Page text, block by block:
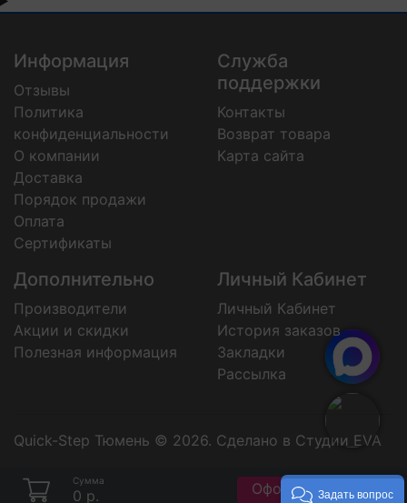
Сумма
0 р. Оформить заказ
Информация
Отзывы
Политика
конфиденциальности
О компании
Доставка
Порядок продажи
Оплата
Сертификаты
Служба
поддержки
Контакты
Возврат товара
Карта сайта
Дополнительно
Производители
Акции и скидки
Полезная информация
Личный Кабинет
Личный Кабинет
История заказов
Закладки
Рассылка
Quick-Step Тюмень © 2026. Сделано в Студии EVA
Задать вопрос